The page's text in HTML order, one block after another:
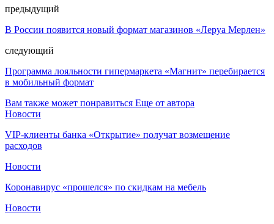
предыдущий
В России появится новый формат магазинов «Леруа Мерлен»
следующий
Программа лояльности гипермаркета «Магнит» перебирается
в мобильный формат
Вам также может понравиться Еще от автора
Новости
VIP-клиенты банка «Открытие» получат возмещение
расходов
Новости
Коронавирус «прошелся» по скидкам на мебель
Новости